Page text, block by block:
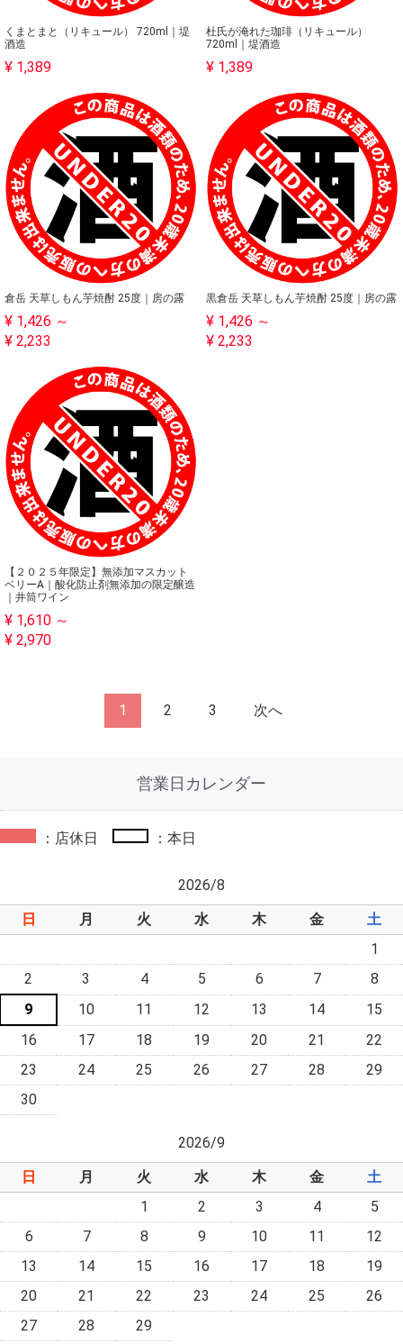
くまとまと（リキュール） 720ml｜堤
酒造
¥ 1,389
杜氏が淹れた珈琲（リキュール）
720ml｜堤酒造
¥ 1,389
倉岳 天草しもん芋焼酎 25度｜房の露
¥ 1,426 ～
¥ 2,233
黒倉岳 天草しもん芋焼酎 25度｜房の露
¥ 1,426 ～
¥ 2,233
【２０２５年限定】無添加マスカット
ベリーA｜酸化防止剤無添加の限定醸造
｜井筒ワイン
¥ 1,610 ～
¥ 2,970
1 2 3 次へ
営業日カレンダー
：店休日 ：本日
2026/8
日
月 火 水 木 金
土
1
2
3 4 5 6 7
8
9
10 11 12 13 14
15
16
17 18 19 20 21
22
23
24 25 26 27 28
29
30
2026/9
日
月 火 水 木 金
土
1
2 3 4
5
6
7 8 9 10 11
12
13
14 15 16 17 18
19
20
21 22 23 24 25
26
27
28 29